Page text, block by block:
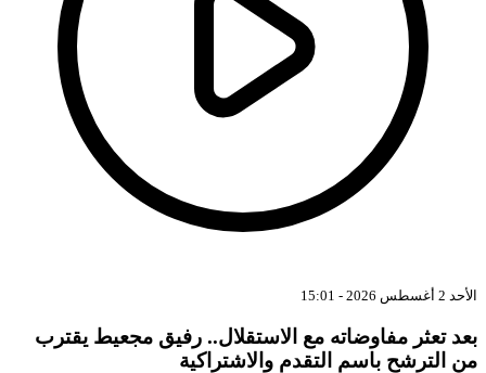
الأحد 2 أغسطس 2026 - 15:01
بعد تعثر مفاوضاته مع الاستقلال.. رفيق مجعيط يقترب
من الترشح باسم التقدم والاشتراكية